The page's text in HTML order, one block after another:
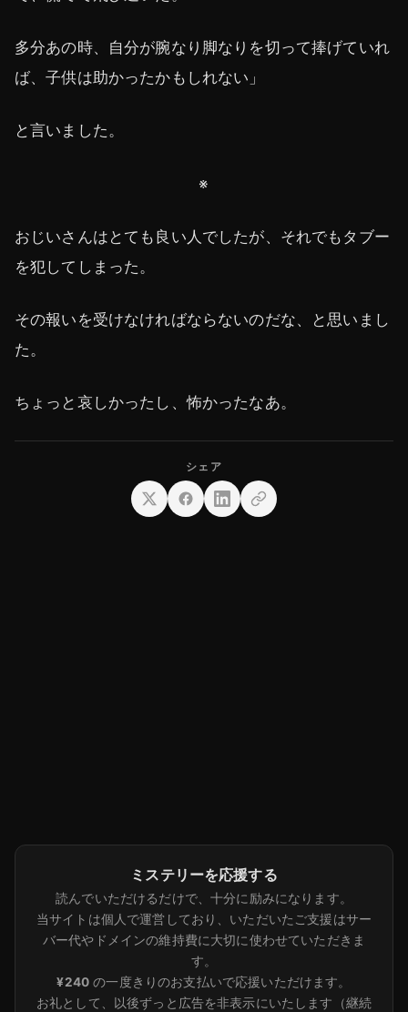
多分あの時、自分が腕なり脚なりを切って捧げていれ
ば、子供は助かったかもしれない」
と言いました。
※
おじいさんはとても良い人でしたが、それでもタブー
を犯してしまった。
その報いを受けなければならないのだな、と思いまし
た。
ちょっと哀しかったし、怖かったなあ。
ミステリーを応援する
読んでいただけるだけで、十分に励みになります。
当サイトは個人で運営しており、いただいたご支援はサー
バー代やドメインの維持費に大切に使わせていただきま
す。
¥240 の一度きりのお支払いで応援いただけます。
お礼として、以後ずっと広告を非表示にいたします（継続